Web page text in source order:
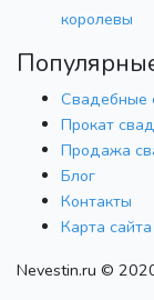
королевы
Свадебные
Прокат
Продажа
Блог
Контакты
Карта сайта
Nevestin.ru ©